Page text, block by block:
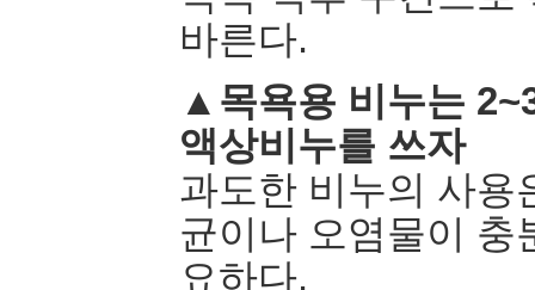
바른다.
▲목욕용 비누는
액상비누를 쓰자
과도한 비누의 사용
균이나 오염물이 충
요하다.